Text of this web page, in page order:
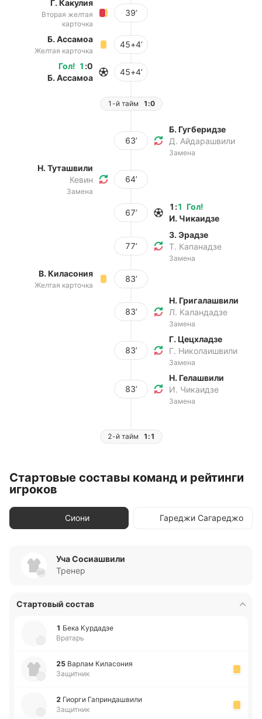
Г. Какулия
Вторая желтая
карточка
39’
Б. Ассамоа
Желтая карточка
45+4’
Гол! 1 :0
Б. Ассамоа
45+4’
1-й тайм 1:0
63’
Б. Гугберидзе
Д. Айдарашвили
Замена
Н. Туташвили
Кевин
Замена
64’
67’
Гол!
1 :1
И. Чикаидзе
77’
З. Эрадзе
Т. Капанадзе
Замена
В. Киласония
Желтая карточка
83’
83’
Н. Григалашвили
Л. Каландадзе
Замена
83’
Г. Цецхладзе
Г. Николаишвили
Замена
83’
Н. Гелашвили
И. Чикаидзе
Замена
2-й тайм 1:1
Стартовые составы команд и рейтинги
игроков
Сиони Гареджи Сагареджо
Уча Сосиашвили
Тренер
Стартовый состав
1 Бека Ку­рда­дзе
Вратарь
25 Варлам Ки­ла­со­ния
Защитник
2 Гиорги Га­при­нда­шви­ли
Защитник